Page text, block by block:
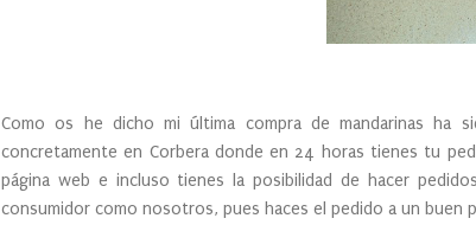
Como os he dicho mi última compra de mandarinas ha
concretamente en Corbera donde en 24 horas tienes tu
página web e incluso tienes la posibilidad de hacer
consumidor como nosotros, pues haces el pedido a un buen